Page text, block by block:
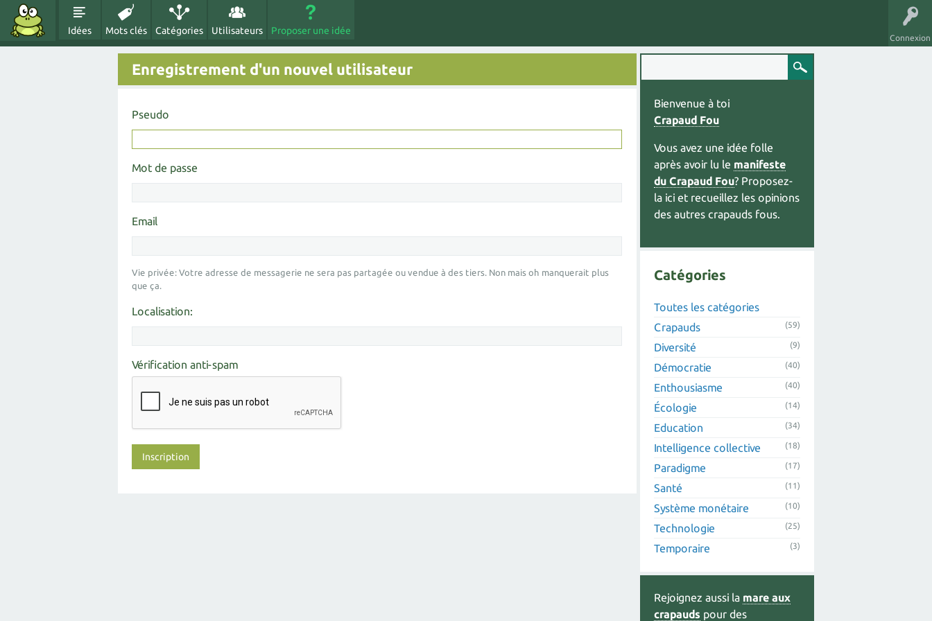
Connexion
Idées Mots clés Catégories Utilisateurs Proposer une idée
Enregistrement d'un nouvel utilisateur
Pseudo
Mot de passe
Email
Vie privée: Votre adresse de messagerie ne sera pas partagée ou vendue à des tiers. Non mais oh manquerait plus
que ça.
Localisation:
Vérification anti-spam
Bienvenue à toi
Crapaud Fou
Vous avez une idée folle
après avoir lu le manifeste
du Crapaud Fou? Proposez-
la ici et recueillez les opinions
des autres crapauds fous.
Catégories
Toutes les catégories
Crapauds
(59)
Diversité (9)
Démocratie (40)
Enthousiasme (40)
Écologie (14)
Education (34)
Intelligence collective (18)
Paradigme (17)
Santé (11)
Système monétaire (10)
Technologie (25)
Temporaire (3)
Rejoignez aussi la mare aux
crapauds pour des